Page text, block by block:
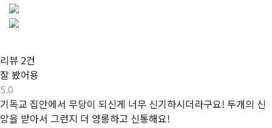
리뷰 2건
잘 봤어용
5.0
기독교 집안에서 무당이 되신게 너무 신기하시더라구요! 두개의 신
앙을 받아서 그런지 더 영롱하고 신통해요!